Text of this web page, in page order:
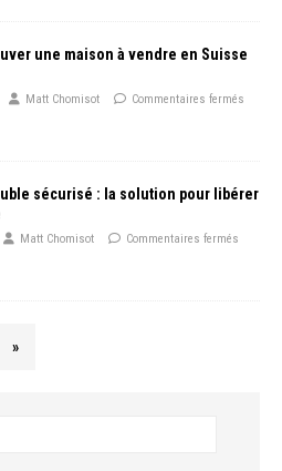
une maison à vendre en Suisse
Matt Chomisot Commentaires fermés
sécurisé : la solution pour libérer
Matt Chomisot Commentaires fermés
»